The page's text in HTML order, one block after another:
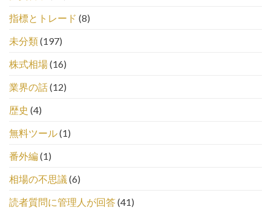
指標とトレード (8)
未分類(197)
株式相場(16)
業界の話(12)
歴史 (4)
無料ツール(1)
番外編(1)
相場の不思議 (6)
読者質問に管理人が回答(41)